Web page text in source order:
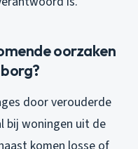
oorzaken
door verouderde
bij woningen uit de